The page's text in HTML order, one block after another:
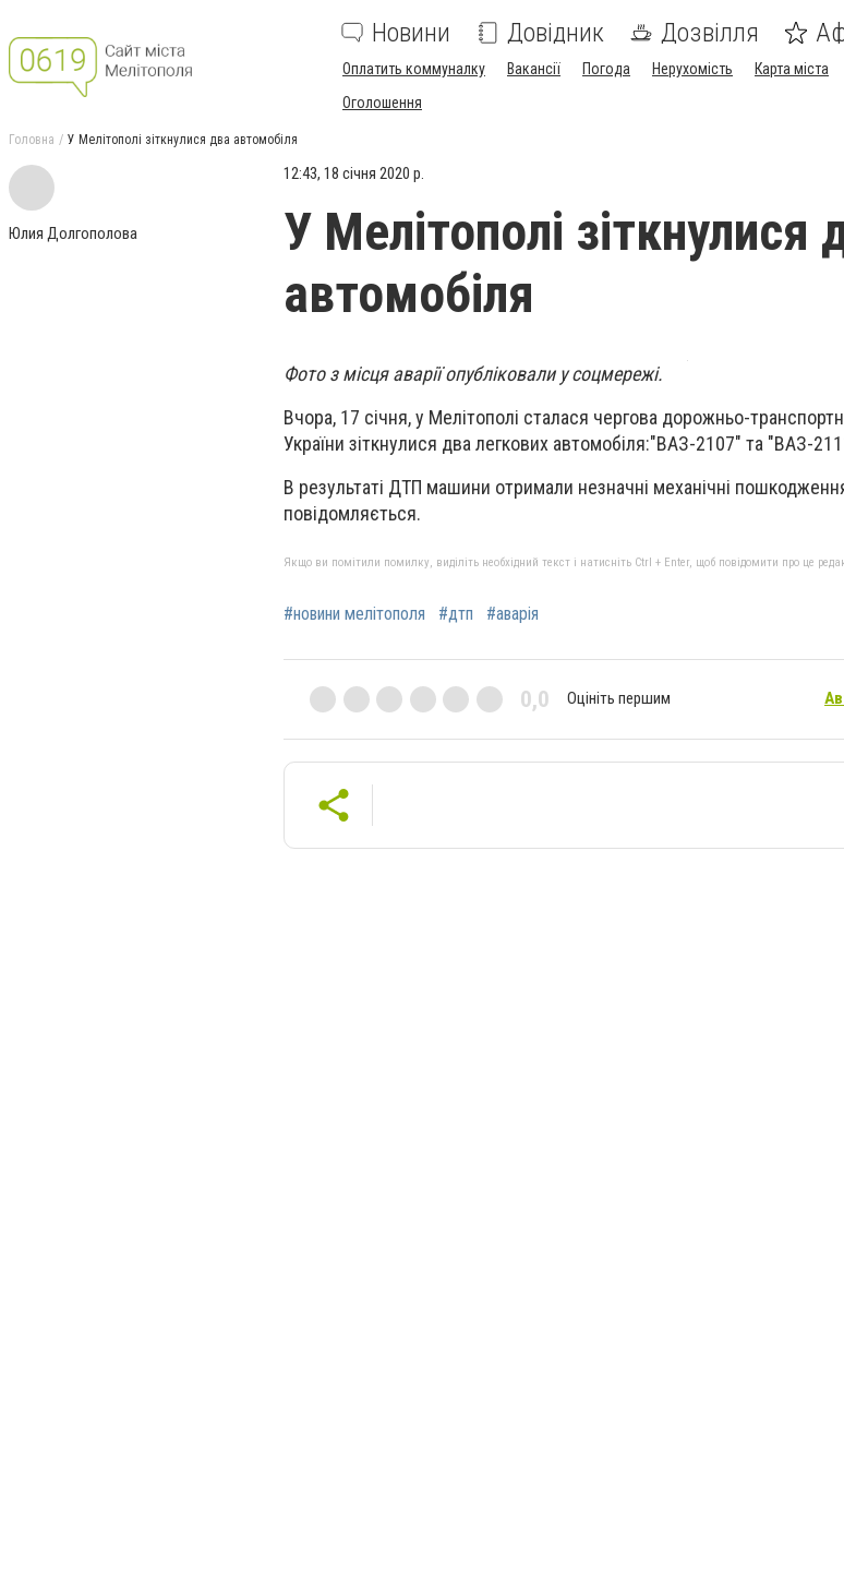
Новини Довідник Дозвілля
Оплатить коммуналку Вакансії Погода Нерухомість Карта міста
Оголошення
Головна У Мелітополі зіткнулися два автомобіля
Юлия Долгополова
12:43, 18 січня 2020 р.
У Мелітополі зіткнулися
автомобіля
Фото з місця аварії опубліковали у соцмережі.
Вчора, 17 січня, у Мелітополі сталася чергова дорожньо-
України зіткнулися два легкових автомобіля:"ВАЗ-2107" та "ВАЗ-
В результаті ДТП машини отримали незначні механічні
повідомляється.
Якщо ви помітили помилку, виділіть необхідний текст і натисніть Ctrl + Enter, щоб повідомити про це
#новини мелітополя #дтп #аварія
0,0 Оцініть першим